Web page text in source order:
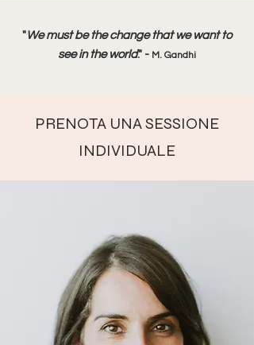
"We must be the change that we want to
see in the world." - M. Gandhi
PRENOTA UNA SESSIONE
INDIVIDUALE